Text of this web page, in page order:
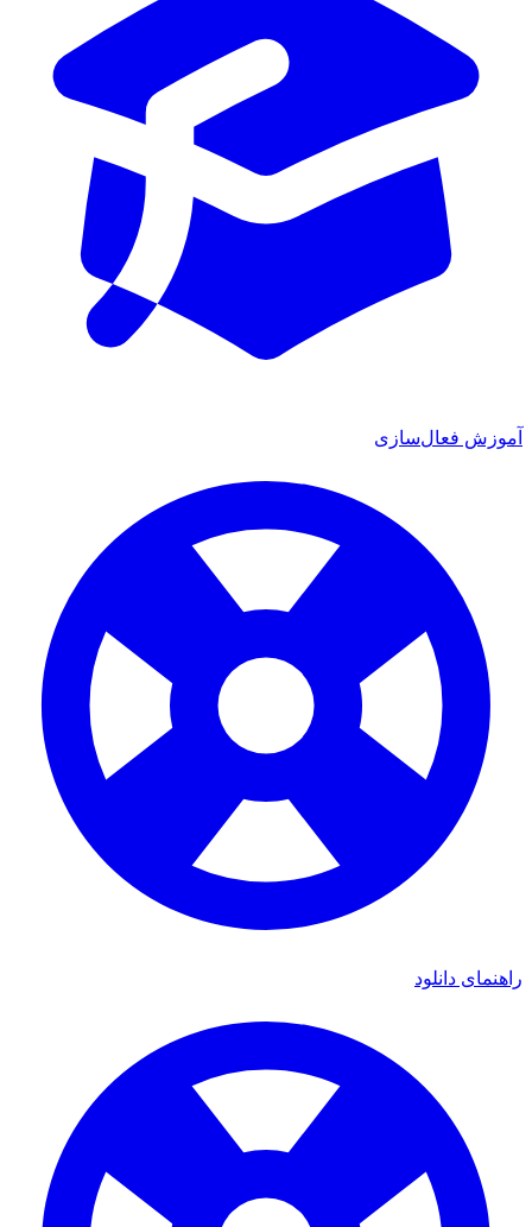
آموزش فعال‌سازی
راهنمای دانلود